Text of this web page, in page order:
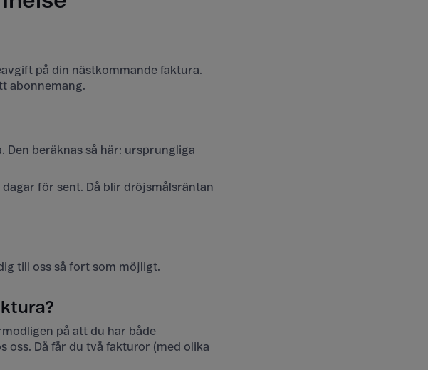
på din nästkommande faktura.
abonnemang.
beräknas så här: ursprungliga
dagar för sent. Då blir dröjsmålsräntan
till oss så fort som möjligt.
på att du har både
oss. Då får du två fakturor (med olika